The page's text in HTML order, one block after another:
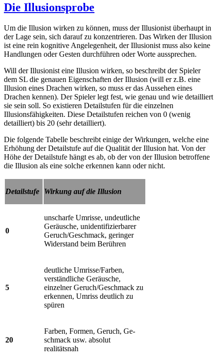
Die Illusionsprobe
Um die Illusion wirken zu können, muss der Illusionist überhaupt in
der Lage sein, sich darauf zu konzentrieren. Das Wirken der Illusion
ist eine rein kognitive Angelegenheit, der Illusionist muss also keine
Handlungen oder Gesten durchführen oder Worte aussprechen.
Will der Illusionist eine Illusion wirken, so beschreibt der Spieler
dem SL die genauen Eigenschaften der Illusion (will er z.B. eine
Illusion eines Drachen wirken, so muss er das Aussehen eines
Drachen kennen). Der Spieler legt fest, wie genau und wie detailliert
sie sein soll. So existieren Detailstufen für die einzelnen
Illusionsfähigkeiten. Diese Detailstufen reichen von 0 (wenig
detailliert) bis 20 (sehr detailliert).
Die folgende Tabelle beschreibt einige der Wirkungen, welche eine
Erhöhung der Detailstufe auf die Qualität der Illusion hat. Von der
Höhe der Detailstufe hängt es ab, ob der von der Illusion betroffene
die Illusion als eine solche erkennen kann oder nicht.
Detailstufe Wirkung auf die Illusion
0
unscharfe Umrisse, undeutliche
Geräusche, un­identifizierbarer
Geruch/Ge­schmack, geringer
Wi­der­stand beim Berühren
5
deutliche Umrisse/Farben,
verständliche Geräusche,
einzelner Geruch/Geschmack zu
erkennen, Umriss deutlich zu
spüren
20
Farben, Formen, Geruch, Ge­
schmack usw. absolut
realitätsnah